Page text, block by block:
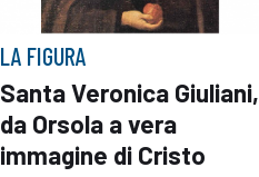
LA FIGURA
Santa Veronica Giuliani,
da Orsola a vera
immagine di Cristo